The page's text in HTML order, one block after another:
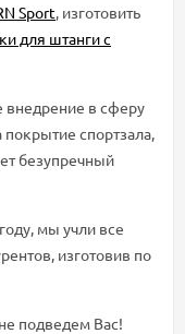
Sport, изготовить
для штанги с
внедрение в сферу
покрытие спортзала,
безупречный
мы учли все
изготовив по
подведем Вас!